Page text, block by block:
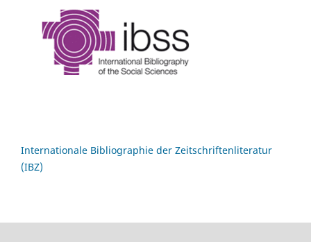
Internationale Bibliographie der Zeitschriftenliteratur
(IBZ)